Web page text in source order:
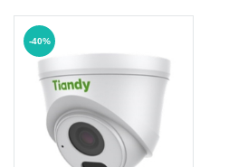
-40%